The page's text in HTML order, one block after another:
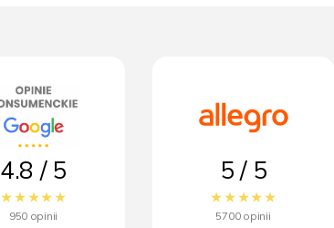
4.8 / 5
950 opinii
5 / 5
5700 opinii